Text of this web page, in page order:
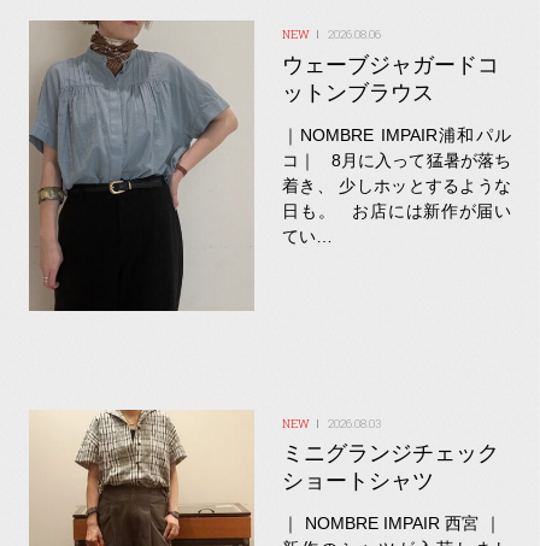
2026.08.06
ウェーブジャガードコ
ットンブラウス
｜NOMBRE IMPAIR浦和パル
コ｜ 8月に入って猛暑が落ち
着き、 少しホッとするような
日も。 お店には新作が届い
てい…
2026.08.03
ミニグランジチェック
ショートシャツ
｜ NOMBRE IMPAIR 西宮 ｜